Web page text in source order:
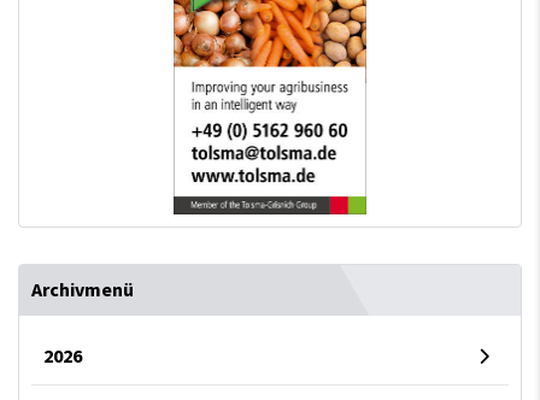
Archivmenü
2026